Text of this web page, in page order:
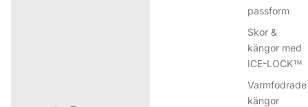
passform
Skor &
kängor med
ICE-LOCK™
Varmfodrade
kängor